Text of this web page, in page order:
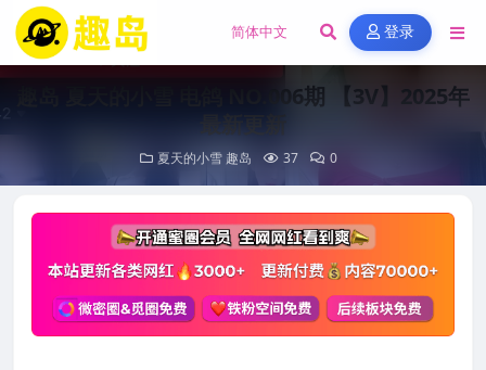
登录
趣岛 夏天的小雪 电鸽 NO.006期 【3V】2025年
最新更新
夏天的小雪 趣岛 37 0